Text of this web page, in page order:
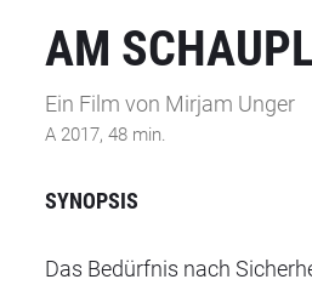
AM
Ein Film von Mirjam Unger
A 2017, 48 min.
SYNOPSIS
Das Bedürfnis nach